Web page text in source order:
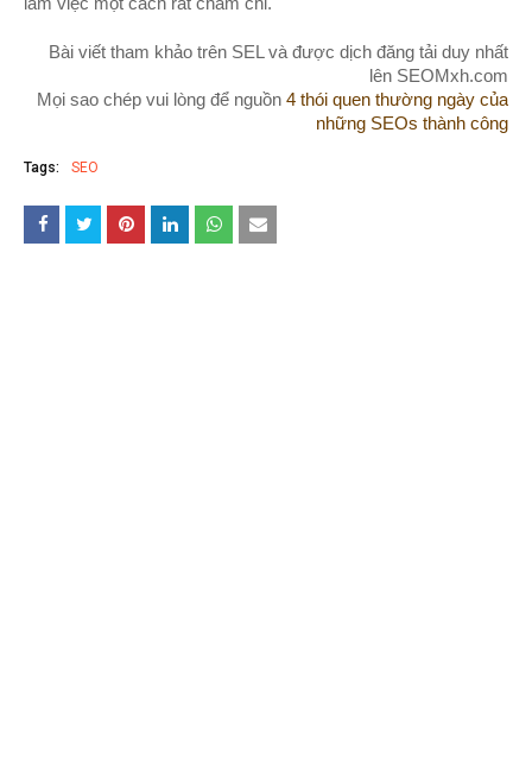
làm việc một cách rất chăm chỉ.
Bài viết tham khảo trên SEL và được dịch đăng tải duy nhất
lên SEOMxh.com
Mọi sao chép vui lòng để nguồn 4 thói quen thường ngày của
những SEOs thành công
Tags: SEO